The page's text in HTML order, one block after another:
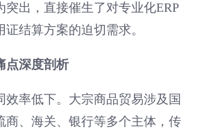
突出，直接催生了对专业化ERP
结算方案的迫切需求。
点深度剖析
效率低下。大宗商品贸易涉及国
商、海关、银行等多个主体，传